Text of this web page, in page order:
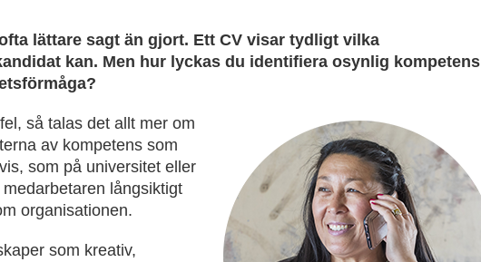
lättare sagt än gjort. Ett CV visar tydligt vilka
kan. Men hur lyckas du identifiera osynlig kompetens
så talas det allt mer om
av kompetens som
som på universitet eller
långsiktigt
organisationen.
som kreativ,